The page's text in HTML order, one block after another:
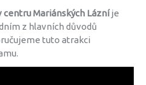
Mariánských Lázníje
z hlavních důvodů
tuto atrakci